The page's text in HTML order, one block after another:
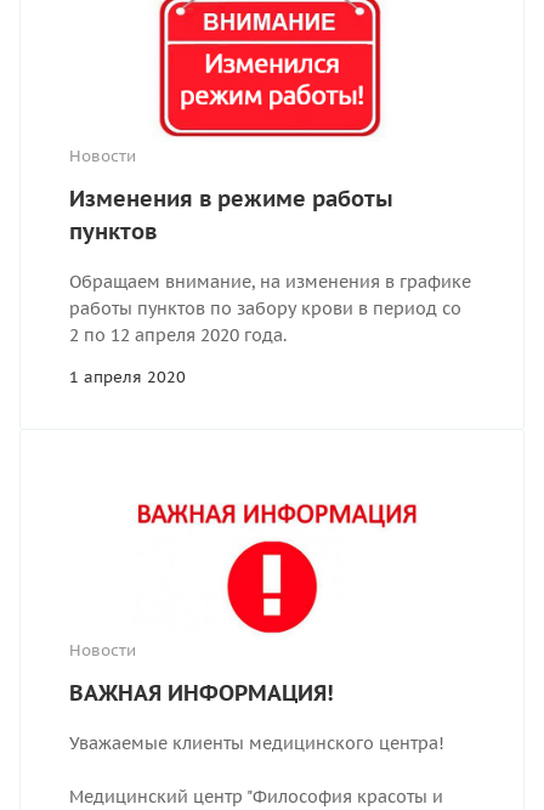
Новости
Изменения в режиме работы
пунктов
Обращаем внимание, на изменения в графике
работы пунктов по забору крови в период со
2 по 12 апреля 2020 года.
1 апреля 2020
Новости
ВАЖНАЯ ИНФОРМАЦИЯ!
Уважаемые клиенты медицинского центра!
Медицинский центр "Философия красоты и